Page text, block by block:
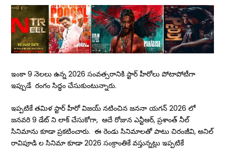
ఇంకా 9 నెలలు ఉన్న 2026 సంవత్సరానికి స్టార్ హీరోలు పోటాపోటీగా
ఇప్పుడే రంగం సిద్ధం చేసుకుంటున్నారు.
ఇప్పటికే తమిళ స్టార్ హీరో విజయ్ నటించిన జననా యగన్ 2026 లో
జనవరి 9 డేట్ ని లాక్ చేసుకోగా, ఆదే రోజున ఎన్టీఆర్, ప్రశాంత్ నీల్
సినిమాను కూడా ప్రకటించారు. ఈ రెండు సినిమాలతో పాటు చిరంజీవి, అనిల్
రావిపూడి ల సినిమా కూడా 2026 సంక్రాంతికే వస్తున్నట్లు ఇప్పటికే